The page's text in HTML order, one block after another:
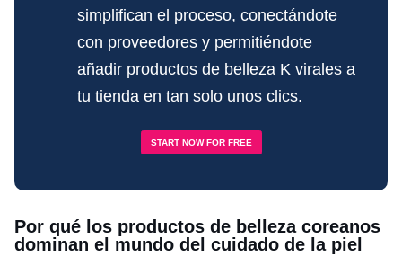
simplifican el proceso, conectándote
con proveedores y permitiéndote
añadir productos de belleza K virales a
tu tienda en tan solo unos clics.
START NOW FOR FREE
Por qué los productos de belleza coreanos
dominan el mundo del cuidado de la piel